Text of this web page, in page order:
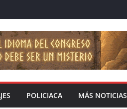
POLICIACA MÁS NOTICIAS